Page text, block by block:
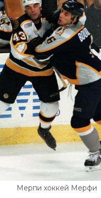
Мерпи хоккей Мерфи